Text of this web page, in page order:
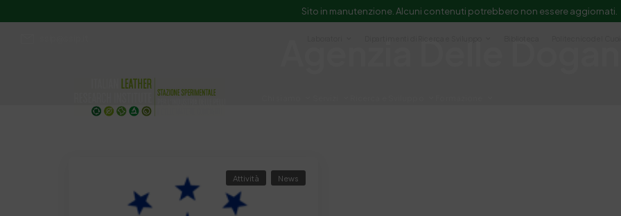
Sito in manutenzione. Alcuni contenuti potrebbero non essere aggiornati.
Attività News